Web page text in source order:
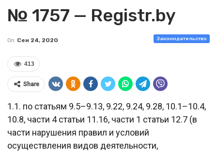
№ 1757 — Registr.by
Законодательство
On Сен 24, 2020
413
Share
1.1. по статьям 9.5–9.13, 9.22, 9.24, 9.28, 10.1–10.4,
10.8, части 4 статьи 11.16, части 1 статьи 12.7 (в
части нарушения правил и условий
осуществления видов деятельности,